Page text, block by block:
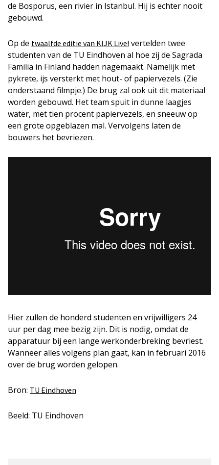
de Bosporus, een rivier in Istanbul. Hij is echter nooit
gebouwd.
Op de twaalfde editie van KIJK Live! vertelden twee
studenten van de TU Eindhoven al hoe zij de Sagrada
Familia in Finland hadden nagemaakt. Namelijk met
pykrete, ijs versterkt met hout- of papiervezels. (Zie
onderstaand filmpje.) De brug zal ook uit dit materiaal
worden gebouwd. Het team spuit in dunne laagjes
water, met tien procent papiervezels, en sneeuw op
een grote opgeblazen mal. Vervolgens laten de
bouwers het bevriezen.
Hier zullen de honderd studenten en vrijwilligers 24
uur per dag mee bezig zijn. Dit is nodig, omdat de
apparatuur bij een lange werkonderbreking bevriest.
Wanneer alles volgens plan gaat, kan in februari 2016
over de brug worden gelopen.
Bron: TU Eindhoven
Beeld: TU Eindhoven